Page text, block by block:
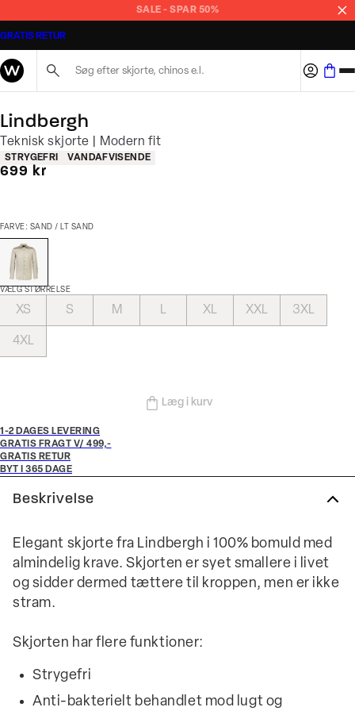
SALE - SPAR 50%
GRATIS RETUR
Lindbergh
Teknisk skjorte | Modern fit
Produkt egenskaber
STRYGEFRI VANDAFVISENDE
I alt (inkl. rabat)
699 kr
FARVE: SAND / LT SAND
VÆLG STØRRELSE
XS S M L XL XXL 3XL
4XL
Læg i kurv
1-2 DAGES LEVERING
GRATIS FRAGT V/ 499,-
GRATIS RETUR
BYT I 365 DAGE
Beskrivelse
Elegant skjorte fra Lindbergh i 100% bomuld med
almindelig krave. Skjorten er syet smallere i livet
og sidder dermed tættere til kroppen, men er ikke
stram.
Skjorten har flere funktioner:
Strygefri
Anti-bakterielt behandlet mod lugt og